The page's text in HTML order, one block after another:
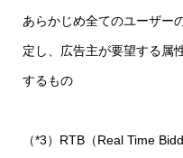
あらかじめ全てのユーザー
定し、広告主が要望する属
するもの
（*3）RTB（Real Time